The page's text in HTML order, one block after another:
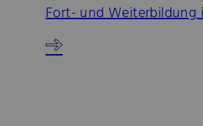
Fort- und Weiterbildung